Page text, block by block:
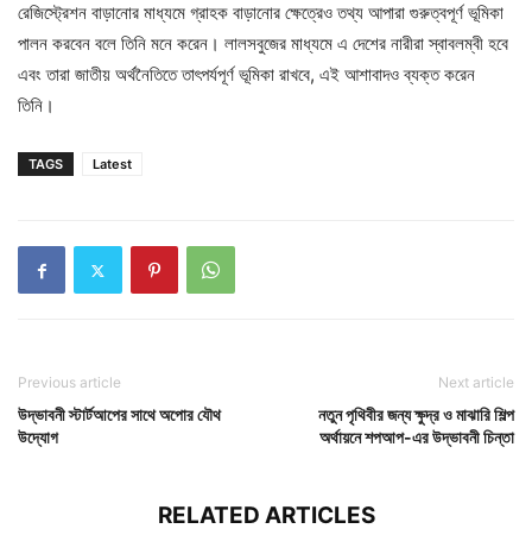
রেজিস্ট্রেশন বাড়ানোর মাধ্যমে গ্রাহক বাড়ানোর ক্ষেত্রেও তথ্য আপারা গুরুত্বপূর্ণ ভূমিকা
পালন করবেন বলে তিনি মনে করেন। লালসবুজের মাধ্যমে এ দেশের নারীরা স্বাবলম্বী হবে
এবং তারা জাতীয় অর্থনৈতিতে তাৎপর্যপূর্ণ ভূমিকা রাখবে, এই আশাবাদও ব্যক্ত করেন
তিনি।
TAGS Latest
Previous article
উদ্ভাবনী স্টার্টআপের সাথে অপোর যৌথ
উদ্যোগ
Next article
নতুন পৃথিবীর জন্য ক্ষুদ্র ও মাঝারি শিল্প
অর্থায়নে শপআপ-এর উদ্ভাবনী চিন্তা
RELATED ARTICLES